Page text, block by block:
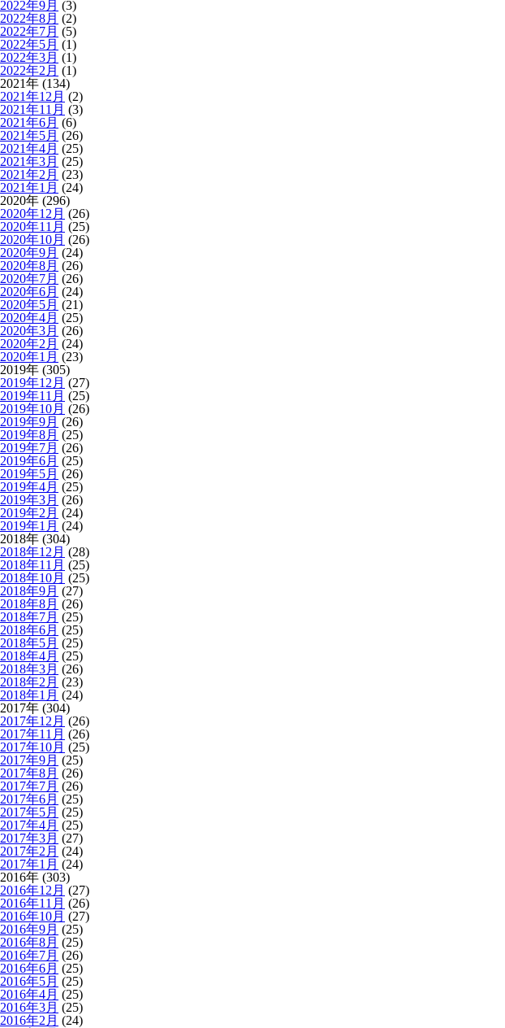
2022年9月 (3)
2022年8月 (2)
2022年7月 (5)
2022年5月 (1)
2022年3月 (1)
2022年2月 (1)
2021年 (134)
2021年12月 (2)
2021年11月 (3)
2021年6月 (6)
2021年5月 (26)
2021年4月 (25)
2021年3月 (25)
2021年2月 (23)
2021年1月 (24)
2020年 (296)
2020年12月 (26)
2020年11月 (25)
2020年10月 (26)
2020年9月 (24)
2020年8月 (26)
2020年7月 (26)
2020年6月 (24)
2020年5月 (21)
2020年4月 (25)
2020年3月 (26)
2020年2月 (24)
2020年1月 (23)
2019年 (305)
2019年12月 (27)
2019年11月 (25)
2019年10月 (26)
2019年9月 (26)
2019年8月 (25)
2019年7月 (26)
2019年6月 (25)
2019年5月 (26)
2019年4月 (25)
2019年3月 (26)
2019年2月 (24)
2019年1月 (24)
2018年 (304)
2018年12月 (28)
2018年11月 (25)
2018年10月 (25)
2018年9月 (27)
2018年8月 (26)
2018年7月 (25)
2018年6月 (25)
2018年5月 (25)
2018年4月 (25)
2018年3月 (26)
2018年2月 (23)
2018年1月 (24)
2017年 (304)
2017年12月 (26)
2017年11月 (26)
2017年10月 (25)
2017年9月 (25)
2017年8月 (26)
2017年7月 (26)
2017年6月 (25)
2017年5月 (25)
2017年4月 (25)
2017年3月 (27)
2017年2月 (24)
2017年1月 (24)
2016年 (303)
2016年12月 (27)
2016年11月 (26)
2016年10月 (27)
2016年9月 (25)
2016年8月 (25)
2016年7月 (26)
2016年6月 (25)
2016年5月 (25)
2016年4月 (25)
2016年3月 (25)
2016年2月 (24)